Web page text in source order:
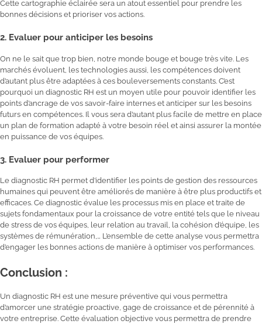
Cette cartographie éclairée sera un atout essentiel pour prendre les
bonnes décisions et prioriser vos actions.
2. Evaluer pour anticiper les besoins
On ne le sait que trop bien, notre monde bouge et bouge très vite. Les
marchés évoluent, les technologies aussi, les compétences doivent
d’autant plus être adaptées à ces bouleversements constants. C’est
pourquoi un diagnostic RH est un moyen utile pour pouvoir identifier les
points d’ancrage de vos savoir-faire internes et anticiper sur les besoins
futurs en compétences. Il vous sera d’autant plus facile de mettre en place
un plan de formation adapté à votre besoin réel et ainsi assurer la montée
en puissance de vos équipes.
3. Evaluer pour performer
Le diagnostic RH permet d’identifier les points de gestion des ressources
humaines qui peuvent être améliorés de manière à être plus productifs et
efficaces. Ce diagnostic évalue les processus mis en place et traite de
sujets fondamentaux pour la croissance de votre entité tels que le niveau
de stress de vos équipes, leur relation au travail, la cohésion d’équipe, les
systèmes de rémunération,… L’ensemble de cette analyse vous permettra
d’engager les bonnes actions de manière à optimiser vos performances.
Conclusion :
Un diagnostic RH est une mesure préventive qui vous permettra
d’amorcer une stratégie proactive, gage de croissance et de pérennité à
votre entreprise. Cette évaluation objective vous permettra de prendre